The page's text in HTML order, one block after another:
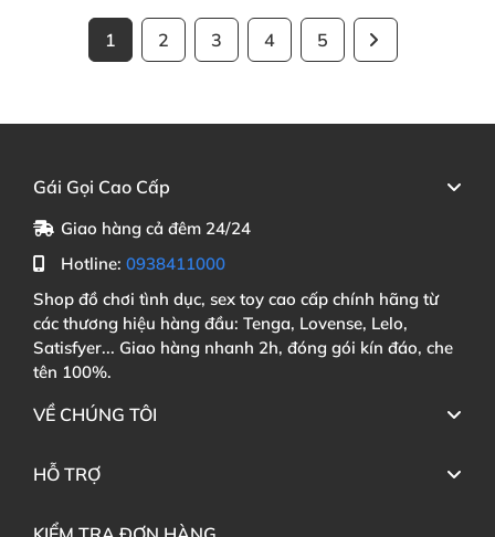
1 2 3 4 5
Gái Gọi Cao Cấp
Giao hàng cả đêm 24/24
Hotline: 0938411000
Shop đồ chơi tình dục, sex toy cao cấp chính hãng từ
các thương hiệu hàng đầu: Tenga, Lovense, Lelo,
Satisfyer... Giao hàng nhanh 2h, đóng gói kín đáo, che
tên 100%.
VỀ CHÚNG TÔI
HỖ TRỢ